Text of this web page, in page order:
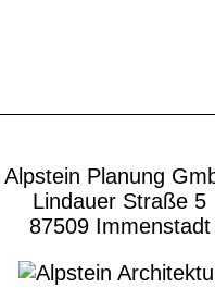
Alpstein Planung
Lindauer Straße 5
87509 Immenstadt